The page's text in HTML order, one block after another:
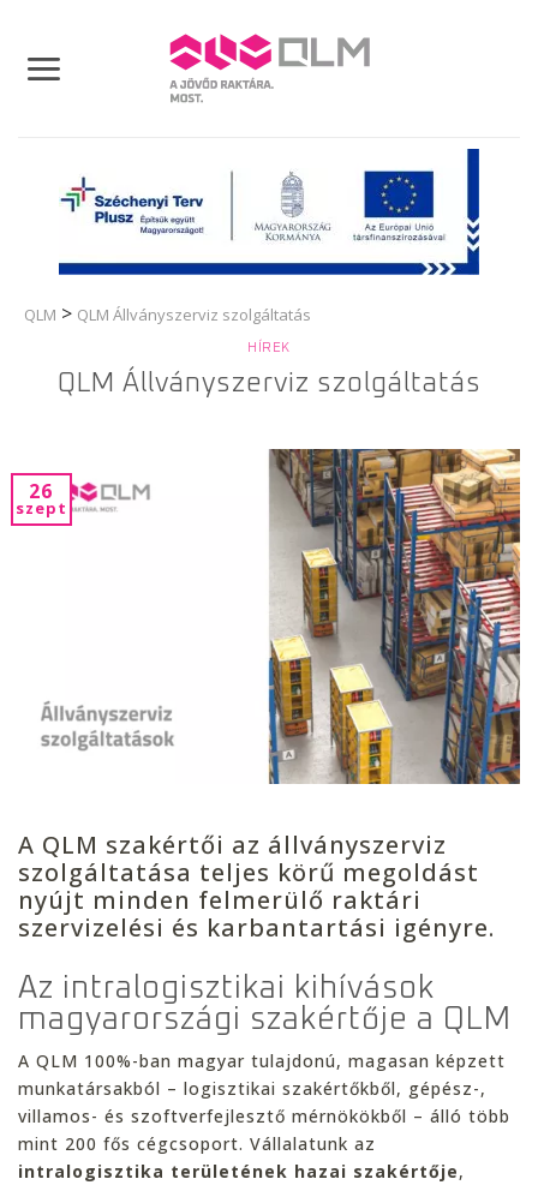
content
QLM > QLM Állványszerviz szolgáltatás
HÍREK
QLM Állványszerviz szolgáltatás
26
szept
A QLM szakértői az állványszerviz
szolgáltatása teljes körű megoldást
nyújt minden felmerülő raktári
szervizelési és karbantartási igényre.
Az intralogisztikai kihívások
magyarországi szakértője a QLM
A QLM 100%-ban magyar tulajdonú, magasan képzett
munkatársakból – logisztikai szakértőkből, gépész-,
villamos- és szoftverfejlesztő mérnökökből – álló több
mint 200 fős cégcsoport. Vállalatunk az
intralogisztika területének hazai szakértője,